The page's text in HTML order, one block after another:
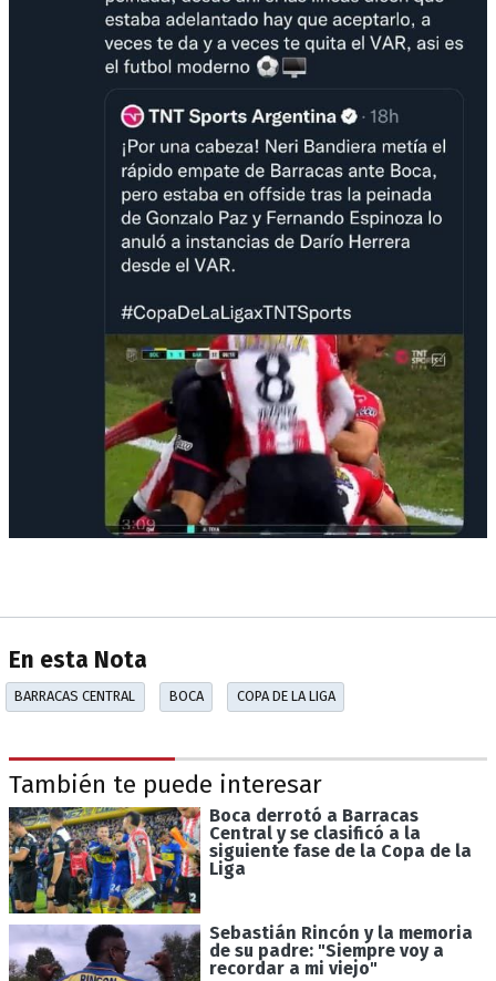
En esta Nota
BARRACAS CENTRAL BOCA COPA DE LA LIGA
También te puede interesar
Boca derrotó a Barracas
Central y se clasificó a la
siguiente fase de la Copa de la
Liga
Sebastián Rincón y la memoria
de su padre: "Siempre voy a
recordar a mi viejo"